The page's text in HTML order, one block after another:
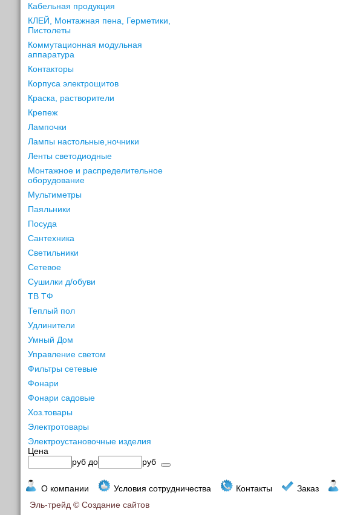
Кабельная продукция
КЛЕЙ, Монтажная пена, Герметики,
Пистолеты
Коммутационная модульная
аппаратура
Контакторы
Корпуса электрощитов
Краска, растворители
Крепеж
Лампочки
Лампы настольные,ночники
Ленты светодиодные
Монтажное и распределительное
оборудование
Мультиметры
Паяльники
Посуда
Сантехника
Светильники
Сетевое
Сушилки д/обуви
ТВ ТФ
Теплый пол
Удлинители
Умный Дом
Управление светом
Фильтры сетевые
Фонари
Фонари садовые
Хоз.товары
Электротовары
Электроустановочные изделия
Цена
руб до руб
О компании Условия сотрудничества Контакты Заказ
Эль-трейд © Создание сайтов